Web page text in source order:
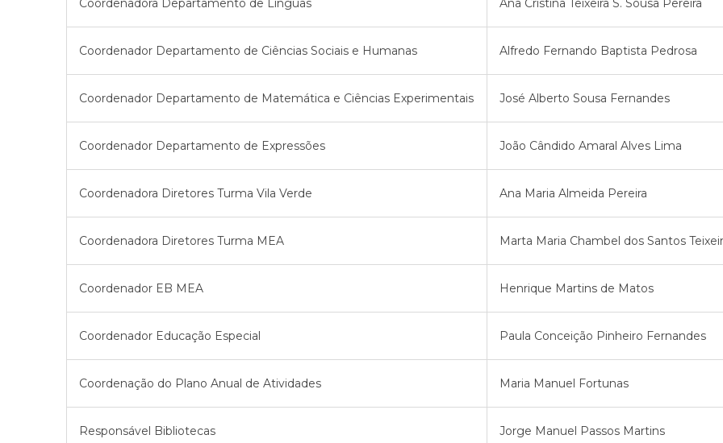
Coordenadora Departamento de Línguas Ana Cristina Teixeira S. Sousa Pereira
Coordenador Departamento de Ciências Sociais e Humanas Alfredo Fernando Baptista Pedrosa
Coordenador Departamento de Matemática e Ciências Experimentais José Alberto Sousa Fernandes
Coordenador Departamento de Expressões João Cândido Amaral Alves Lima
Coordenadora Diretores Turma Vila Verde Ana Maria Almeida Pereira
Coordenadora Diretores Turma MEA Marta Maria Chambel dos Santos
Coordenador EB MEA Henrique Martins de Matos
Coordenador Educação Especial Paula Conceição Pinheiro Fernandes
Coordenação do Plano Anual de Atividades Maria Manuel Fortunas
Responsável Bibliotecas Jorge Manuel Passos Martins